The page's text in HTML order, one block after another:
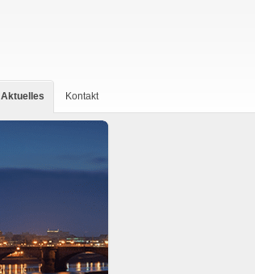
Aktuelles Kontakt